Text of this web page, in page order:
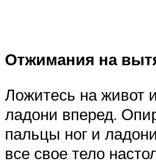
Отжимания на
Ложитесь на живот
ладони вперед.
пальцы ног и
все свое тело